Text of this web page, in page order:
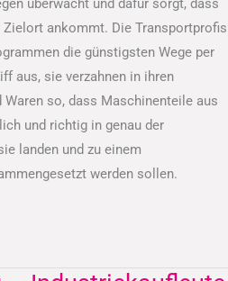
überwacht und dafür sorgt, dass
ankommt. Die Transportprofis
die günstigsten Wege per
aus, sie verzahnen in ihren
so, dass Maschinenteile aus
und richtig in genau der
landen und zu einem
werden sollen.